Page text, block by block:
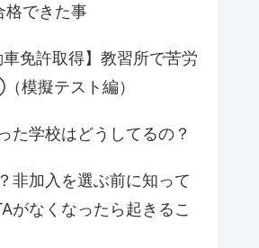
格できた事
車免許取得】教習所で苦労
模擬テスト編）
た学校はどうしてるの？
非加入を選ぶ前に知って
がなくなったら起きるこ